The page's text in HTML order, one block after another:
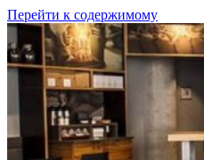
Перейти к содержимому